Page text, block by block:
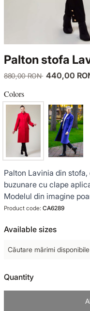
Palton stofa
880,00 RON 440,00
Colors
Palton Lavinia din
buzunare cu clape
Modelul din imagine
Product code: CA6289
Available sizes
Căutare mărimi disponibile
Quantity
COATS
TINUTE DE OCAZIE
NOUTĂȚI
PRODUSE DIN IN
GARDEROBA DE
TOTUL DE LA -50%
JACKETS
VEZI TOATE REDUCERILE
SENSE LIMITED EDITION
BACK TO OFFICE